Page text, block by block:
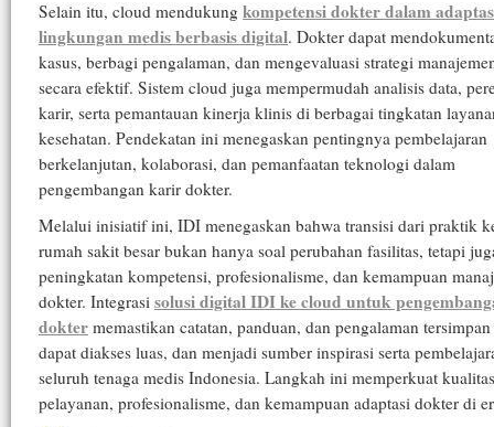
Selain itu, cloud mendukung kompetensi dokter dalam
lingkungan medis berbasis digital. Dokter dapat
kasus, berbagi pengalaman, dan mengevaluasi strategi
secara efektif. Sistem cloud juga mempermudah analisis data,
karir, serta pemantauan kinerja klinis di berbagai tingkatan
kesehatan. Pendekatan ini menegaskan pentingnya pembelajaran
berkelanjutan, kolaborasi, dan pemanfaatan teknologi dalam
pengembangan karir dokter.
Melalui inisiatif ini, IDI menegaskan bahwa transisi dari praktik
rumah sakit besar bukan hanya soal perubahan fasilitas, tetapi
peningkatan kompetensi, profesionalisme, dan kemampuan
dokter. Integrasi solusi digital IDI ke cloud untuk
dokter memastikan catatan, panduan, dan pengalaman
dapat diakses luas, dan menjadi sumber inspirasi serta
seluruh tenaga medis Indonesia. Langkah ini memperkuat kualitas
pelayanan, profesionalisme, dan kemampuan adaptasi dokter di